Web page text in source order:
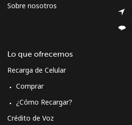
Sobre nosotros
Lo que ofrecemos
Recarga de Celular
Comprar
¿Cómo Recargar?
Crédito de Voz